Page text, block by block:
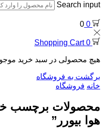
Search input
0
0
0
Shopping Cart
هیچ محصولی در سبد خرید
برگشت به فروشگاه
خانه فروشگاه
محصولات برچسب
هوا بیورر”